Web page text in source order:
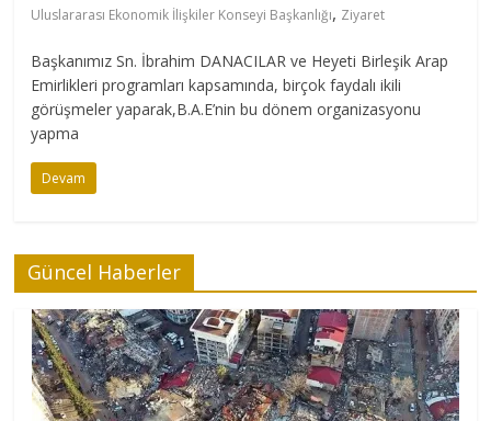
Uluslararası Ekonomik İlişkiler Konseyi Başkanlığı, Ziyaret
Başkanımız Sn. İbrahim DANACILAR ve Heyeti Birleşik Arap
Emirlikleri programları kapsamında, birçok faydalı ikili
görüşmeler yaparak,B.A.E’nin bu dönem organizasyonu
yapma
Devam
Güncel Haberler